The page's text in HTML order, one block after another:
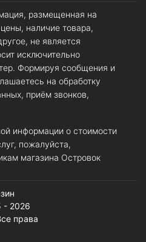
размещенная на
наличие товара,
не является
исключительно
Формируя сообщения и
на обработку
приём звонков,
информации о стоимости
пожалуйста,
магазина Островок
2026
права